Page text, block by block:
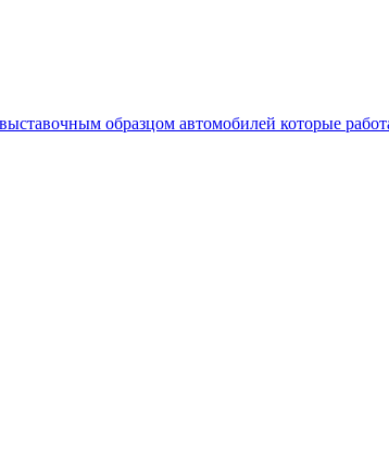
образцом автомобилей которые